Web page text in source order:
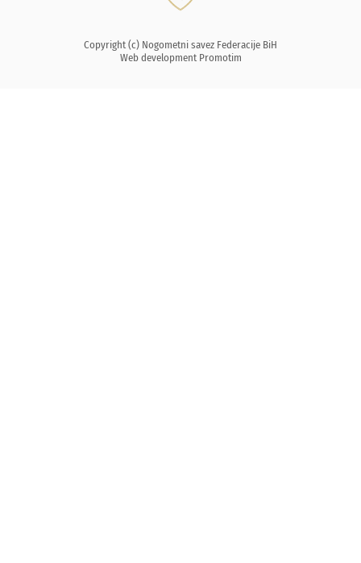
Copyright (c) Nogometni savez Federacije BiH
Web development Promotim